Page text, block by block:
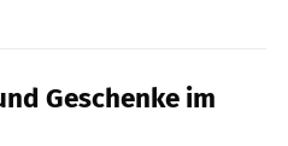
Geschenke im